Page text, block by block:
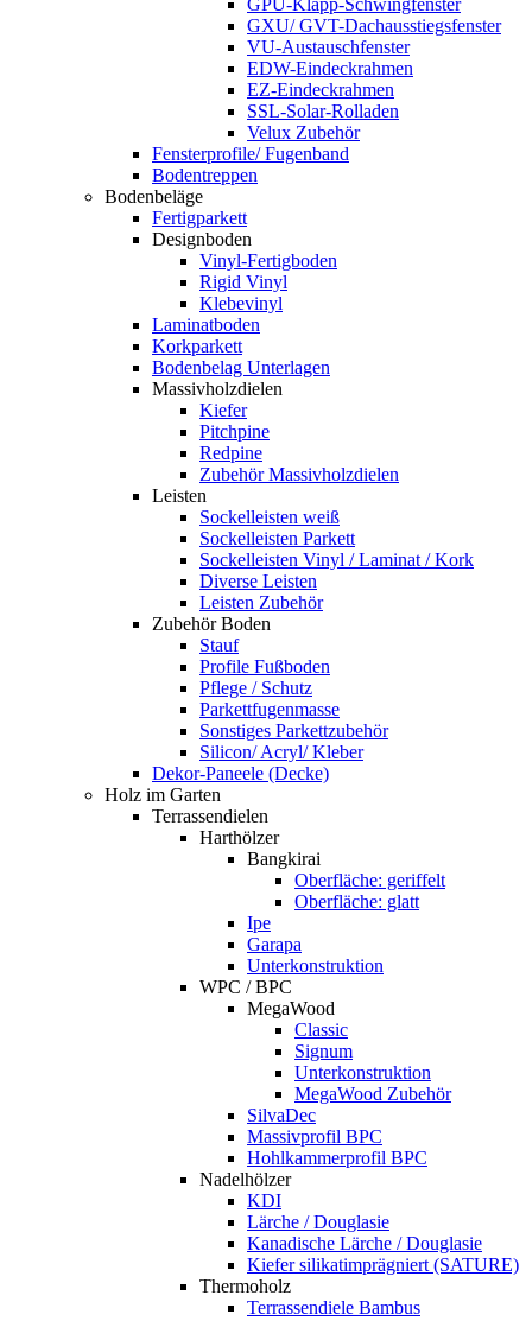
GXU/ GVT-Dachausstiegsfenster
VU-Austauschfenster
EDW-Eindeckrahmen
EZ-Eindeckrahmen
SSL-Solar-Rolladen
Velux Zubehör
Fensterprofile/ Fugenband
Bodentreppen
Bodenbeläge
Fertigparkett
Designboden
Vinyl-Fertigboden
Rigid Vinyl
Klebevinyl
Laminatboden
Korkparkett
Bodenbelag Unterlagen
Massivholzdielen
Kiefer
Pitchpine
Redpine
Zubehör Massivholzdielen
Leisten
Sockelleisten weiß
Sockelleisten Parkett
Sockelleisten Vinyl / Laminat / Kork
Diverse Leisten
Leisten Zubehör
Zubehör Boden
Stauf
Profile Fußboden
Pflege / Schutz
Parkettfugenmasse
Sonstiges Parkettzubehör
Silicon/ Acryl/ Kleber
Dekor-Paneele (Decke)
Holz im Garten
Terrassendielen
Harthölzer
Bangkirai
Oberfläche: geriffelt
Oberfläche: glatt
Ipe
Garapa
Unterkonstruktion
WPC / BPC
MegaWood
Classic
Signum
Unterkonstruktion
MegaWood Zubehör
SilvaDec
Massivprofil BPC
Hohlkammerprofil BPC
Nadelhölzer
KDI
Lärche / Douglasie
Kanadische Lärche / Douglasie
Kiefer silikatimprägniert (SATURE)
Thermoholz
Terrassendiele Bambus